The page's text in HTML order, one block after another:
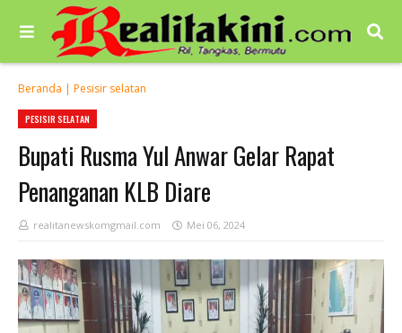
Beranda | Pesisir selatan
PESISIR SELATAN
Bupati Rusma Yul Anwar Gelar Rapat
Penanganan KLB Diare
realitanewskomgmail.com Mei 06, 2024